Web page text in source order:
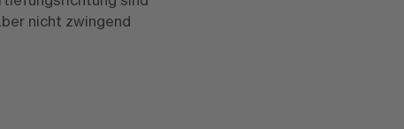
nicht zwingend